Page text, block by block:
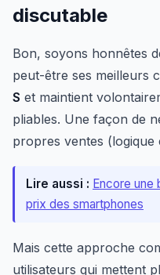
discutable
Bon, soyons honnêtes
peut-être ses meilleurs
S et maintient
pliables. Une façon de
propres ventes (logique
Lire aussi : Encore une
prix des smartphones
Mais cette approche
utilisateurs qui mettent